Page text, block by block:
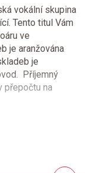
vokální skupina
Tento titul Vám
ve
je aranžována
je
Příjemný
přepočtu na